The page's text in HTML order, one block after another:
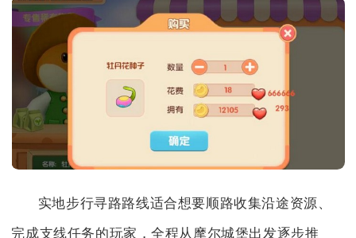
实地步行寻路路线适合想要顺路收集沿途资源、
完成支线任务的玩家，全程从摩尔城堡出发逐步推